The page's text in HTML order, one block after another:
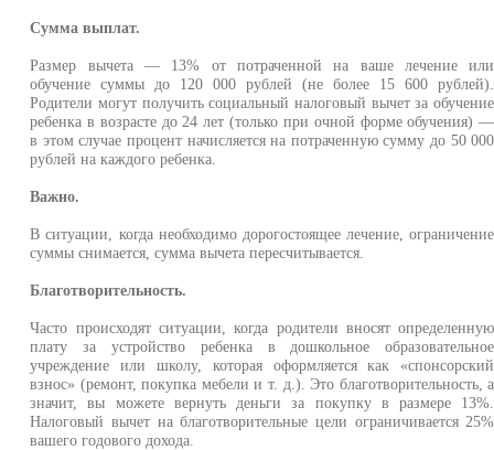
Сумма выплат.
Размер вычета — 13% от потраченной на ваше лечение или
обучение суммы до 120 000 рублей (не более 15 600 рублей).
Родители могут получить социальный налоговый вычет за обучение
ребенка в возрасте до 24 лет (только при очной форме обучения) —
в этом случае процент начисляется на потраченную сумму до 50 000
рублей на каждого ребенка.
Важно.
В ситуации, когда необходимо дорогостоящее лечение, ограничение
суммы снимается, сумма вычета пересчитывается.
Благотворительность.
Часто происходят ситуации, когда родители вносят определенную
плату за устройство ребенка в дошкольное образовательное
учреждение или школу, которая оформляется как «спонсорский
взнос» (ремонт, покупка мебели и т. д.). Это благотворительность, а
значит, вы можете вернуть деньги за покупку в размере 13%.
Налоговый вычет на благотворительные цели ограничивается 25%
вашего годового дохода.